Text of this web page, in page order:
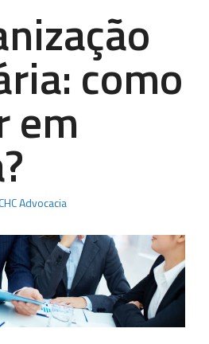
como
em
Advocacia